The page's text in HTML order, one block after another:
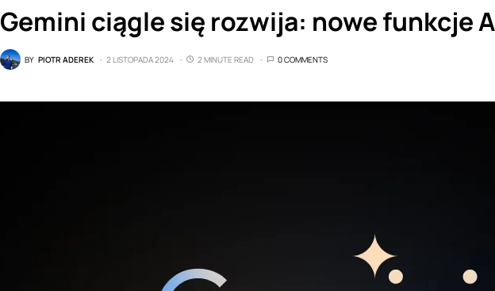
Gemini ciągle się rozwija: nowe funkcje
BY PIOTR ADEREK 2 LISTOPADA 2024 2 MINUTE READ 0 COMMENTS